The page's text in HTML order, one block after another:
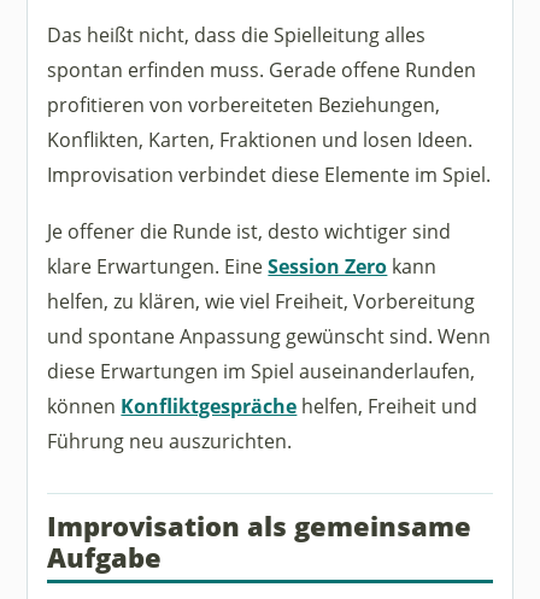
Das heißt nicht, dass die Spielleitung alles
spontan erfinden muss. Gerade offene Runden
profitieren von vorbereiteten Beziehungen,
Konflikten, Karten, Fraktionen und losen Ideen.
Improvisation verbindet diese Elemente im Spiel.
Je offener die Runde ist, desto wichtiger sind
klare Erwartungen. EineSession Zero kann
helfen, zu klären, wie viel Freiheit, Vorbereitung
und spontane Anpassung gewünscht sind. Wenn
diese Erwartungen im Spiel auseinanderlaufen,
können Konfliktgespräche helfen, Freiheit und
Führung neu auszurichten.
Improvisation als gemeinsame
Aufgabe